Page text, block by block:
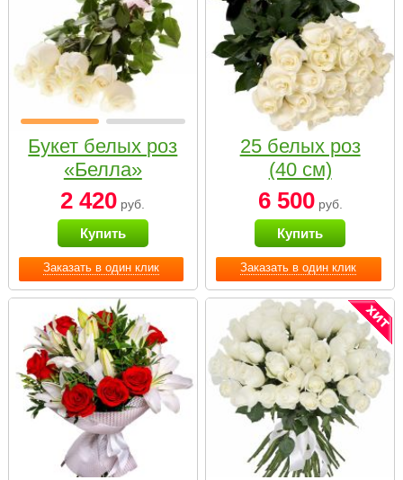
Заказать в один клик
Букет белых роз
«Белла»
2 420 руб.
Купить
Заказать в один клик
25 белых роз
(40 см)
6 500руб.
Купить